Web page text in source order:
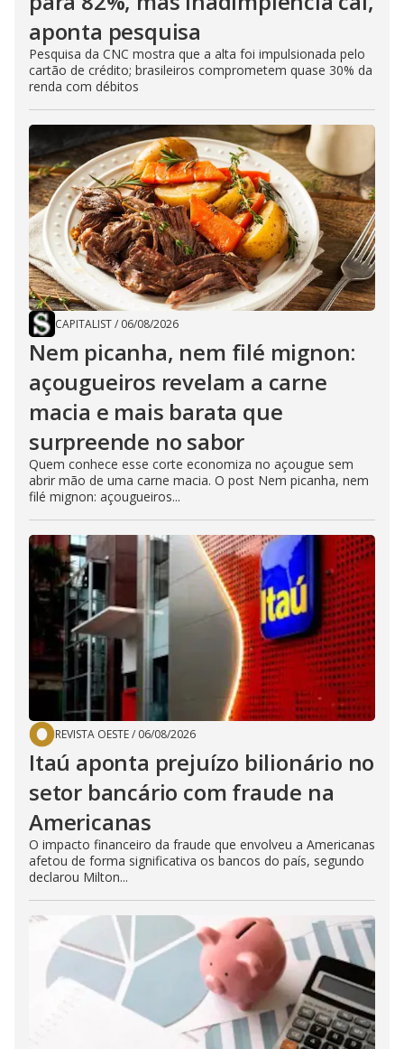
aponta pesquisa
Pesquisa da CNC mostra que a alta foi impulsionada pelo
cartão de crédito; brasileiros comprometem quase 30% da
renda com débitos
CAPITALIST/ 06/08/2026
Nem picanha, nem filé mignon:
açougueiros revelam a carne
macia e mais barata que
surpreende no sabor
Quem conhece esse corte economiza no açougue sem
abrir mão de uma carne macia. O post Nem picanha, nem
filé mignon: açougueiros...
REVISTA OESTE/ 06/08/2026
Itaú aponta prejuízo bilionário no
setor bancário com fraude na
Americanas
O impacto financeiro da fraude que envolveu a Americanas
afetou de forma significativa os bancos do país, segundo
declarou Milton...